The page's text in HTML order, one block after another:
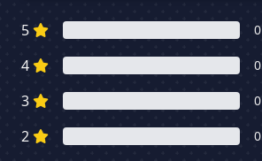
5 0
4 0
3 0
2 0